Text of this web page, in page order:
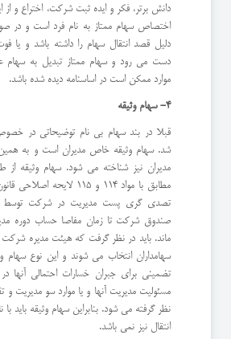
دانش برتر، فکر و ایده ثبت شرکت، اختراع و
اختصاص سهام ممتاز به نام فرد است و در
دلیل قصد انتقال سهام را داشته باشد و یا
دست می رود و سهام ممتاز تبدیل به سهام
موارد ممکن است در اساسنامه دیده شده باشد.
4- سهام وثیقه
قبلا در بند سهام بی نام توضیحاتی در
شد. سهام وثیقه خاص مدیران است و به همین
مدیران نیز شناخته می شود. سهام وثیقه
مطابق با مواد 114 و 115
تصدی گری پست مدیریت در شرکت توسط
صندوق شرکت تا زمان مفاصا حساب دوره
ماند. باید در نظر گرفت که هیئت مدیره
سهامداران انتخاب می شوند و این نوع سهام
تضمینی برای جبران خسارات احتمالی آنها
مسئولیت مدیریت آنها و یا موارد سو مدیریت و
نظر گرفته می شود. بنابراین سهام وثیقه باید با
انتقال نیز نمی باشد.